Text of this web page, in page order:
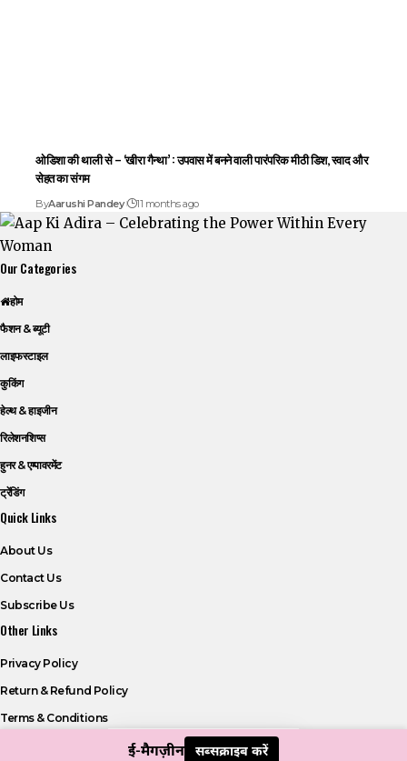
ओडिशा की थाली से – ‘खीरा गैन्था’ : उपवास में बनने वाली पारंपरिक मीठी डिश, स्वाद और
सेहत का संगम
ByAarushi Pandey 11 months ago
ई-मैगज़ीन सब्सक्राइब करें
Our Categories
होम
फैशन & ब्यूटी
लाइफस्टाइल
कुकिंग
हेल्थ & हाइजीन
रिलेशनशिप्स
हुनर & एम्पावरमेंट
ट्रेंडिंग
Quick Links
About Us
Contact Us
Subscribe Us
Other Links
Privacy Policy
Return & Refund Policy
Terms & Conditions
© 2026 Adira. All Rights Reserved.